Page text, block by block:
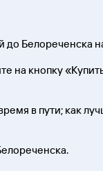
до Белореченска
на кнопку
в пути; как